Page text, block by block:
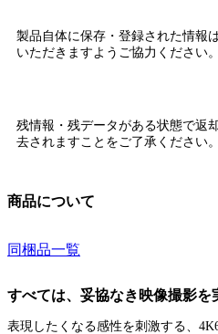
製品自体に保存・登録された情報は
いただきますようご協力ください。
残情報・残データがある状態で返
去されますことをご了承ください。
商品について
同梱品一覧
すべては、妥協なき映像撮影を
表現したくなる感性を刺激する、